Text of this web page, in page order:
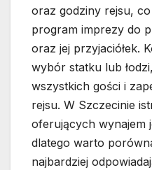
oraz godziny rejsu,
program imprezy do
oraz jej przyjaciółek.
wybór statku lub
wszystkich gości i
rejsu. W Szczecinie
oferujących wynajem
dlatego warto
najbardziej